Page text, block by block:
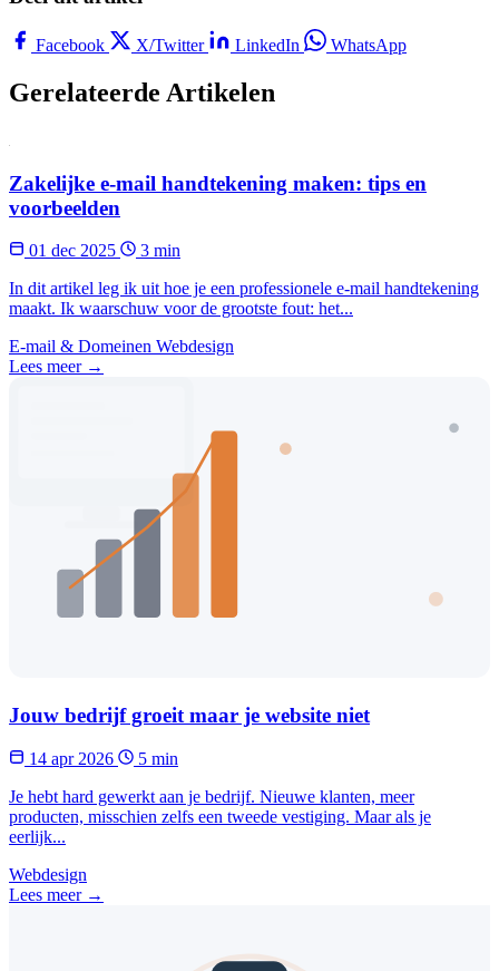
Facebook X/Twitter LinkedIn WhatsApp
Gerelateerde Artikelen
Zakelijke e-mail handtekening maken: tips en
voorbeelden
01 dec 2025
3 min
In dit artikel leg ik uit hoe je een professionele e-mail handtekening
maakt. Ik waarschuw voor de grootste fout: het...
E-mail & Domeinen Webdesign
Lees meer →
Jouw bedrijf groeit maar je website niet
14 apr 2026
5 min
Je hebt hard gewerkt aan je bedrijf. Nieuwe klanten, meer
producten, misschien zelfs een tweede vestiging. Maar als je
eerlijk...
Webdesign
Lees meer →